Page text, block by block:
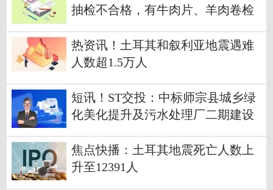
抽检不合格，有牛肉片、羊肉卷检
热资讯！土耳其和叙利亚地震遇难
人数超1.5万人
短讯！ST交投：中标师宗县城乡绿
化美化提升及污水处理厂二期建设
焦点快播：土耳其地震死亡人数上
升至12391人